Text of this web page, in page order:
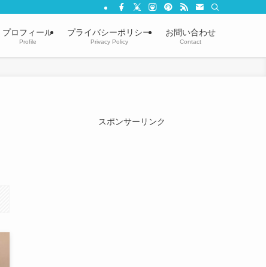
プロフィール
Profile
プライバシーポリシー
Privacy Policy
お問い合わせ
Contact
スポンサーリンク